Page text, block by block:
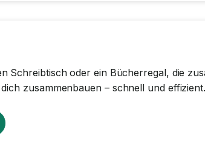
Schreibtisch oder ein Bücherregal, die
zusammenbauen – schnell und effizient.